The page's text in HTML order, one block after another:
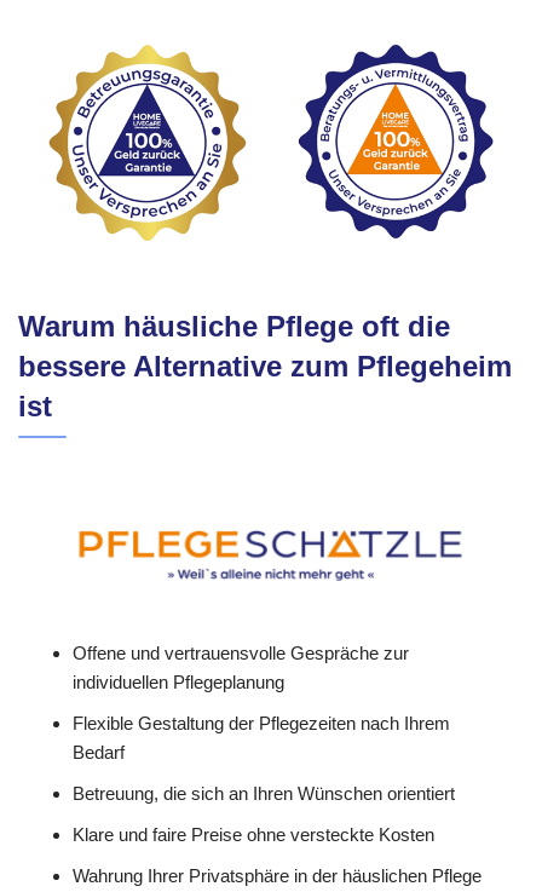
Warum häusliche Pflege oft die
bessere Alternative zum Pflegeheim
ist
Offene und vertrauensvolle Gespräche zur
individuellen Pflegeplanung
Flexible Gestaltung der Pflegezeiten nach Ihrem
Bedarf
Betreuung, die sich an Ihren Wünschen orientiert
Klare und faire Preise ohne versteckte Kosten
Wahrung Ihrer Privatsphäre in der häuslichen Pflege